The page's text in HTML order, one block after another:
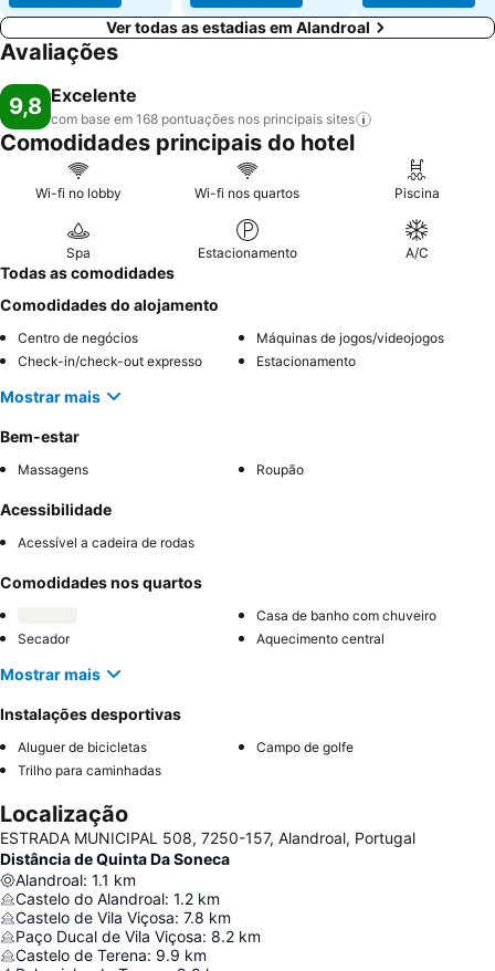
Ver todas as estadias em Alandroal
Avaliações
9,8 Excelente
com base em 168 pontuações nos principais sites
Comodidades principais do hotel
Wi-fi no lobby Wi-fi nos quartos Piscina
Spa Estacionamento A/C
Todas as comodidades
Comodidades do alojamento
Centro de negócios
Máquinas de jogos/videojogos
Check-in/check-out expresso
Estacionamento
Mostrar mais
Bem-estar
Massagens Roupão
Acessibilidade
Acessível a cadeira de rodas
Comodidades nos quartos
Casa de banho com chuveiro
Secador
Aquecimento central
Mostrar mais
Instalações desportivas
Aluguer de bicicletas
Campo de golfe
Trilho para caminhadas
Localização
ESTRADA MUNICIPAL 508, 7250-157, Alandroal, Portugal
Distância de Quinta Da Soneca
Alandroal: 1.1 km
Castelo do Alandroal: 1.2 km
Castelo de Vila Viçosa: 7.8 km
Paço Ducal de Vila Viçosa: 8.2 km
Castelo de Terena: 9.9 km